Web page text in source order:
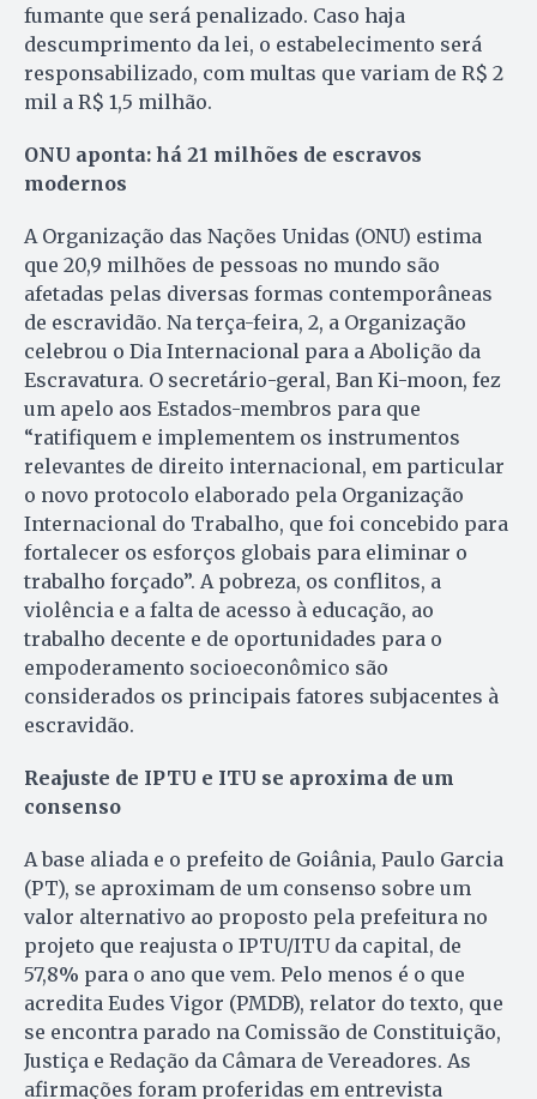
fumante que será penalizado. Caso haja
descumprimento da lei, o estabelecimento será
responsabilizado, com multas que variam de R$ 2
mil a R$ 1,5 milhão.
ONU aponta: há 21 milhões de escravos
modernos
A Organização das Nações Unidas (ONU) estima
que 20,9 milhões de pessoas no mundo são
afetadas pelas diversas formas contemporâneas
de escravidão. Na terça-feira, 2, a Organização
celebrou o Dia Internacional para a Abolição da
Escravatura. O secretário-geral, Ban Ki-moon, fez
um apelo aos Estados-membros para que
“ratifiquem e implementem os instrumentos
relevantes de direito internacional, em particular
o novo protocolo elaborado pela Organi­zação
Internacional do Trabalho, que foi concebido para
fortalecer os esforços globais para eliminar o
trabalho forçado”. A pobreza, os conflitos, a
violência e a falta de acesso à educação, ao
trabalho decente e de oportunidades para o
empoderamento socioeconômico são
considerados os principais fatores subjacentes à
escravidão.
Reajuste de IPTU e ITU se aproxima de um
consenso
A base aliada e o prefeito de Goiânia, Paulo Garcia
(PT), se aproximam de um consenso sobre um
valor alternativo ao proposto pela prefeitura no
projeto que reajusta o IPTU/ITU da capital, de
57,8% para o ano que vem. Pelo menos é o que
acredita Eudes Vigor (PMDB), relator do texto, que
se encontra parado na Comissão de Constitui­ção,
Justiça e Redação da Câmara de Vereadores. As
afirmações foram proferidas em entrevista